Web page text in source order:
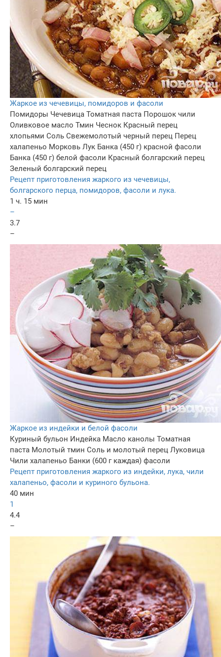
Жаркое из чечевицы, помидоров и фасоли
Помидоры Чечевица Томатная паста Порошок чили
Оливковое масло Тмин Чеснок Красный перец
хлопьями Соль Свежемолотый черный перец Перец
халапеньо Морковь Лук Банка (450 г) красной фасоли
Банка (450 г) белой фасоли Красный болгарский перец
Зеленый болгарский перец
Рецепт приготовления жаркого из чечевицы,
болгарского перца, помидоров, фасоли и лука.
1 ч. 15 мин
–
3.7
–
Жаркое из индейки и белой фасоли
Куриный бульон Индейка Масло канолы Томатная
паста Молотый тмин Соль и молотый перец Луковица
Чили халапеньо Банки (600 г каждая) фасоли
Рецепт приготовления жаркого из индейки, лука, чили
халапеньо, фасоли и куриного бульона.
40 мин
1
4.4
–